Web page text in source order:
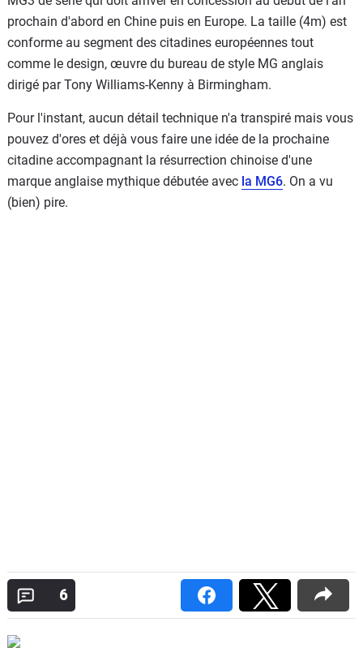
prochain d'abord en Chine puis en Europe. La taille (4m) est
conforme au segment des citadines européennes tout
comme le design, œuvre du bureau de style MG anglais
dirigé par Tony Williams-Kenny à Birmingham.
Pour l'instant, aucun détail technique n'a transpiré mais vous
pouvez d'ores et déjà vous faire une idée de la prochaine
citadine accompagnant la résurrection chinoise d'une
marque anglaise mythique débutée avec la MG6. On a vu
(bien) pire.
6